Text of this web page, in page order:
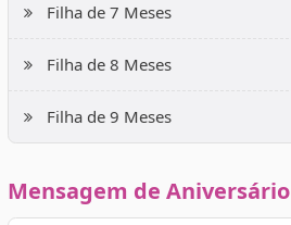
Filha de 7 Meses
Filha de 8 Meses
Filha de 9 Meses
Mensagem de Aniversário